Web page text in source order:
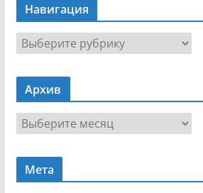
Навигация
Н
а
в
г
я
Архив
р
х
Мета